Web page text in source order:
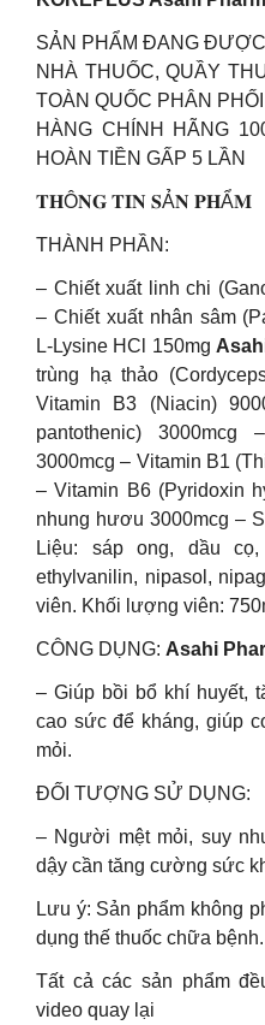
SẢN PHẨM ĐANG
NHÀ THUỐC, QUẦY
TOÀN QUỐC PHÂN
HÀNG CHÍNH HÃNG
HOÀN TIỀN GẤP 5 LẦN
𝐓𝐇Ô𝐍𝐆 𝐓𝐈𝐍 𝐒Ả𝐍 𝐏𝐇Ẩ𝐌
THÀNH PHẦN:
– Chiết xuất linh chi
– Chiết xuất nhân sâm
L-Lysine HCl 150mg
trùng hạ thảo
Vitamin B3 (Niacin)
pantothenic) 3000mcg
3000mcg – Vitamin B1
– Vitamin B6 (Pyridoxin
nhung hươu 3000mcg –
Liệu: sáp ong, dầu cọ,
ethylvanilin, nipasol,
viên. Khối lượng viên:
CÔNG DỤNG: Asahi
– Giúp bồi bổ khí huyết,
cao sức để kháng, giúp
mỏi.
ĐỐI TƯỢNG SỬ DỤNG:
– Người mệt mỏi, suy
dậy cần tăng cường sức
Lưu ý: Sản phẩm không
dụng thế thuốc chữa bệnh.
Tất cả các sản phẩm
video quay lại